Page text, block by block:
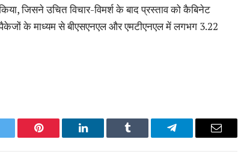
जिसने उचित विचार-विमर्श के बाद प्रस्ताव को कैबिनेट
के माध्यम से बीएसएनएल और एमटीएनएल में लगभग 3.22
Pinterest LinkedIn Tumblr Telegram Email